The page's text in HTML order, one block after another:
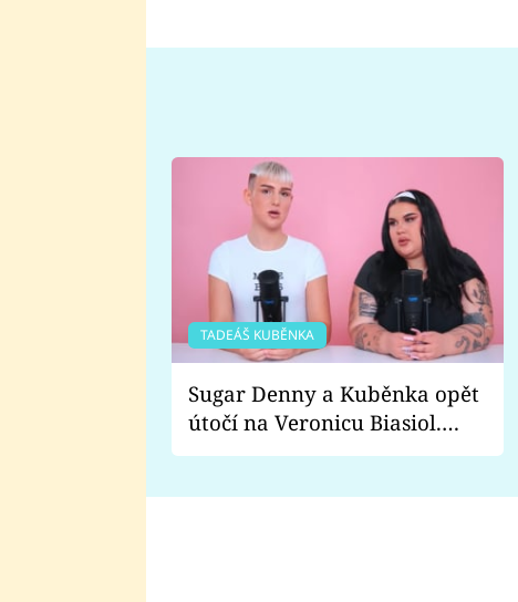
TADEÁŠ KUBĚNKA
Sugar Denny a Kuběnka opět
útočí na Veronicu Biasiol.
Proč je podle nich falešná a